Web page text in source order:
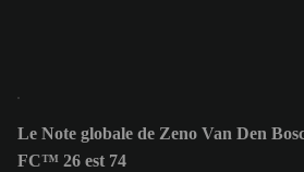
Le Note globale de Zeno Van Den
FC™ 26 est 74